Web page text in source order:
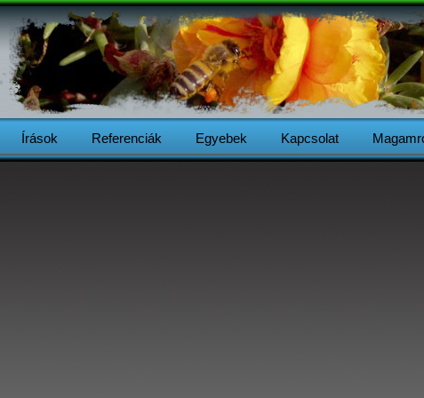
Írások Referenciák Egyebek Kapcsolat